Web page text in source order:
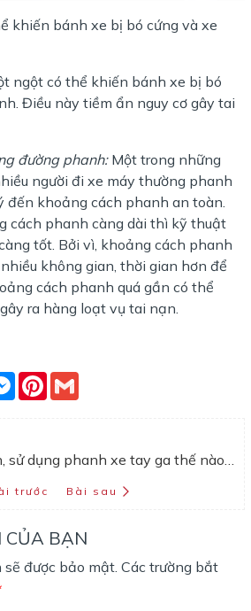
khiến bánh xe bị bó cứng và xe
ngột có thể khiến bánh xe bị bó
Điều này tiềm ẩn nguy cơ gây tai
đường phanh: Một trong những
người đi xe máy thường phanh
đến khoảng cách phanh an toàn.
cách phanh càng dài thì kỹ thuật
tốt. Bởi vì, khoảng cách phanh
không gian, thời gian hơn để
cách phanh quá gần có thể
ra hàng loạt vụ tai nạn.
Messenger
Pinterest
trước Bài sau
CỦA BẠN
được bảo mật. Các trường bắt